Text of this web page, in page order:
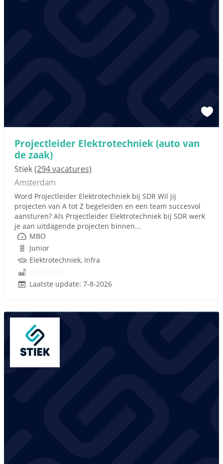
Projectleider Elektrotechniek (auto van
de zaak)
Stiek(294 vacatures)
Amsterdam
Word Projectleider Elektrotechniek bij SDR Wil jij
projecten van A tot Z begeleiden en een team succesvol
aansturen? Als Projectleider Elektrotechniek bij SDR werk
je aan uitdagende projecten binnen...
MBO
Junior
Elektrotechniek, Infra
Laatste update: 7-8-2026